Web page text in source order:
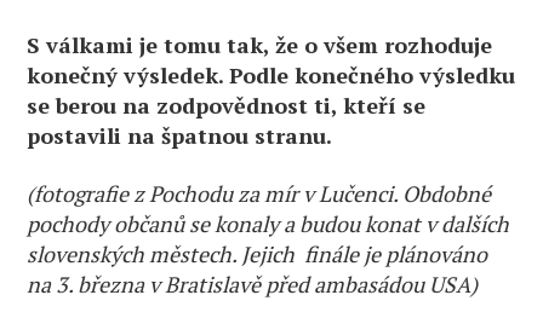
S válkami je tomu tak, že o všem rozhoduje
konečný výsledek. Podle konečného výsledku
se berou na zodpovědnost ti, kteří se
postavili na špatnou stranu.
(fotografie z Pochodu za mír v Lučenci. Obdobné
pochody občanů se konaly a budou konat v dalších
slovenských městech. Jejich finále je plánováno
na 3. března v Bratislavě před ambasádou USA)